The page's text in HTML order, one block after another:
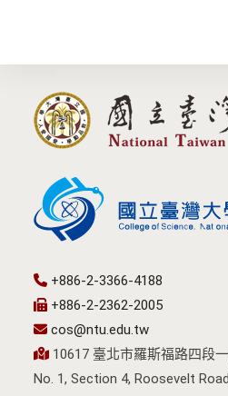
+886-2-3366-4188
+886-2-2362-2005
cos@ntu.edu.tw
10617 臺北市羅斯福路四段
No. 1, Section 4, Roosevelt